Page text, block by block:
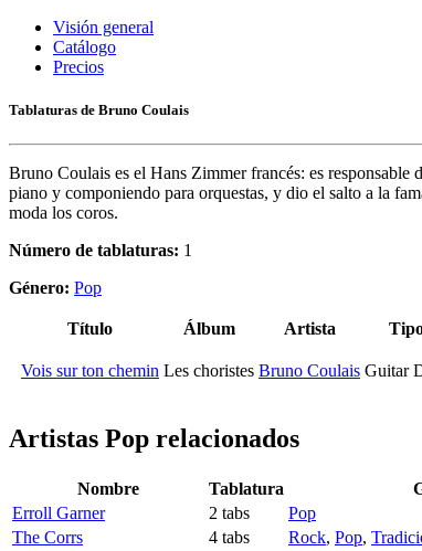
Visión general
Catálogo
Precios
Tablaturas de Bruno Coulais
Bruno Coulais es el Hans Zimmer francés: es responsable
piano y componiendo para orquestas, y dio el salto a la
moda los coros.
Número de tablaturas: 1
Género: Pop
Título Álbum Artista
Vois sur ton chemin Les choristes Bruno Coulais Guitar
Artistas Pop relacionados
Nombre Tablatura
Erroll Garner
2 tabs
Pop
The Corrs
4 tabs Rock, Pop,